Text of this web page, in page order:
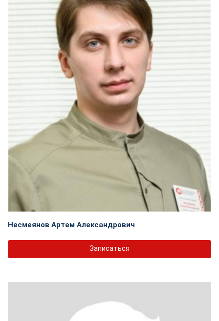
Несмеянов Артем Александрович
Записаться